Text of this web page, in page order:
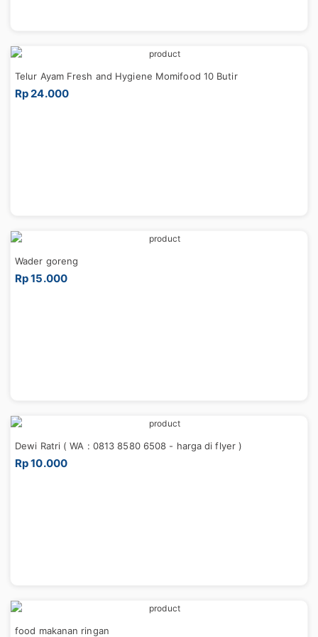
Telur Ayam Fresh and Hygiene Momifood 10 Butir
Rp 24.000
Wader goreng
Rp 15.000
Dewi Ratri ( WA : 0813 8580 6508 - harga di flyer )
Rp 10.000
food makanan ringan